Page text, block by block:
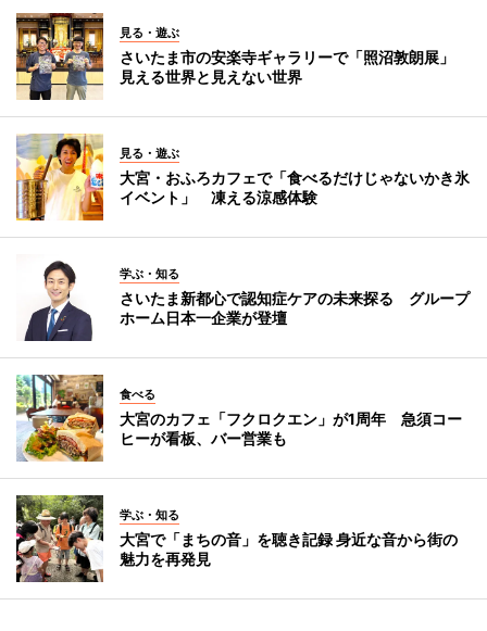
見る・遊ぶ
さいたま市の安楽寺ギャラリーで「照沼敦朗展」
見える世界と見えない世界
見る・遊ぶ
大宮・おふろカフェで「食べるだけじゃないかき氷
イベント」 凍える涼感体験
学ぶ・知る
さいたま新都心で認知症ケアの未来探る グループ
ホーム日本一企業が登壇
食べる
大宮のカフェ「フクロクエン」が1周年 急須コー
ヒーが看板、バー営業も
学ぶ・知る
大宮で「まちの音」を聴き記録 身近な音から街の
魅力を再発見